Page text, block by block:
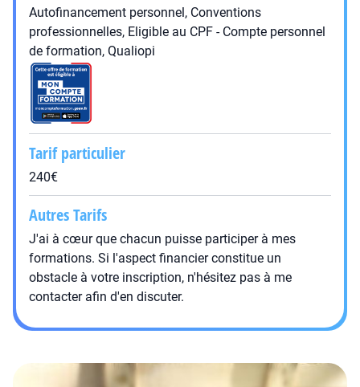
Autofinancement personnel, Conventions
professionnelles, Eligible au CPF - Compte personnel
de formation, Qualiopi
Tarif particulier
240€
Autres Tarifs
J'ai à cœur que chacun puisse participer à mes
formations. Si l'aspect financier constitue un
obstacle à votre inscription, n'hésitez pas à me
contacter afin d'en discuter.